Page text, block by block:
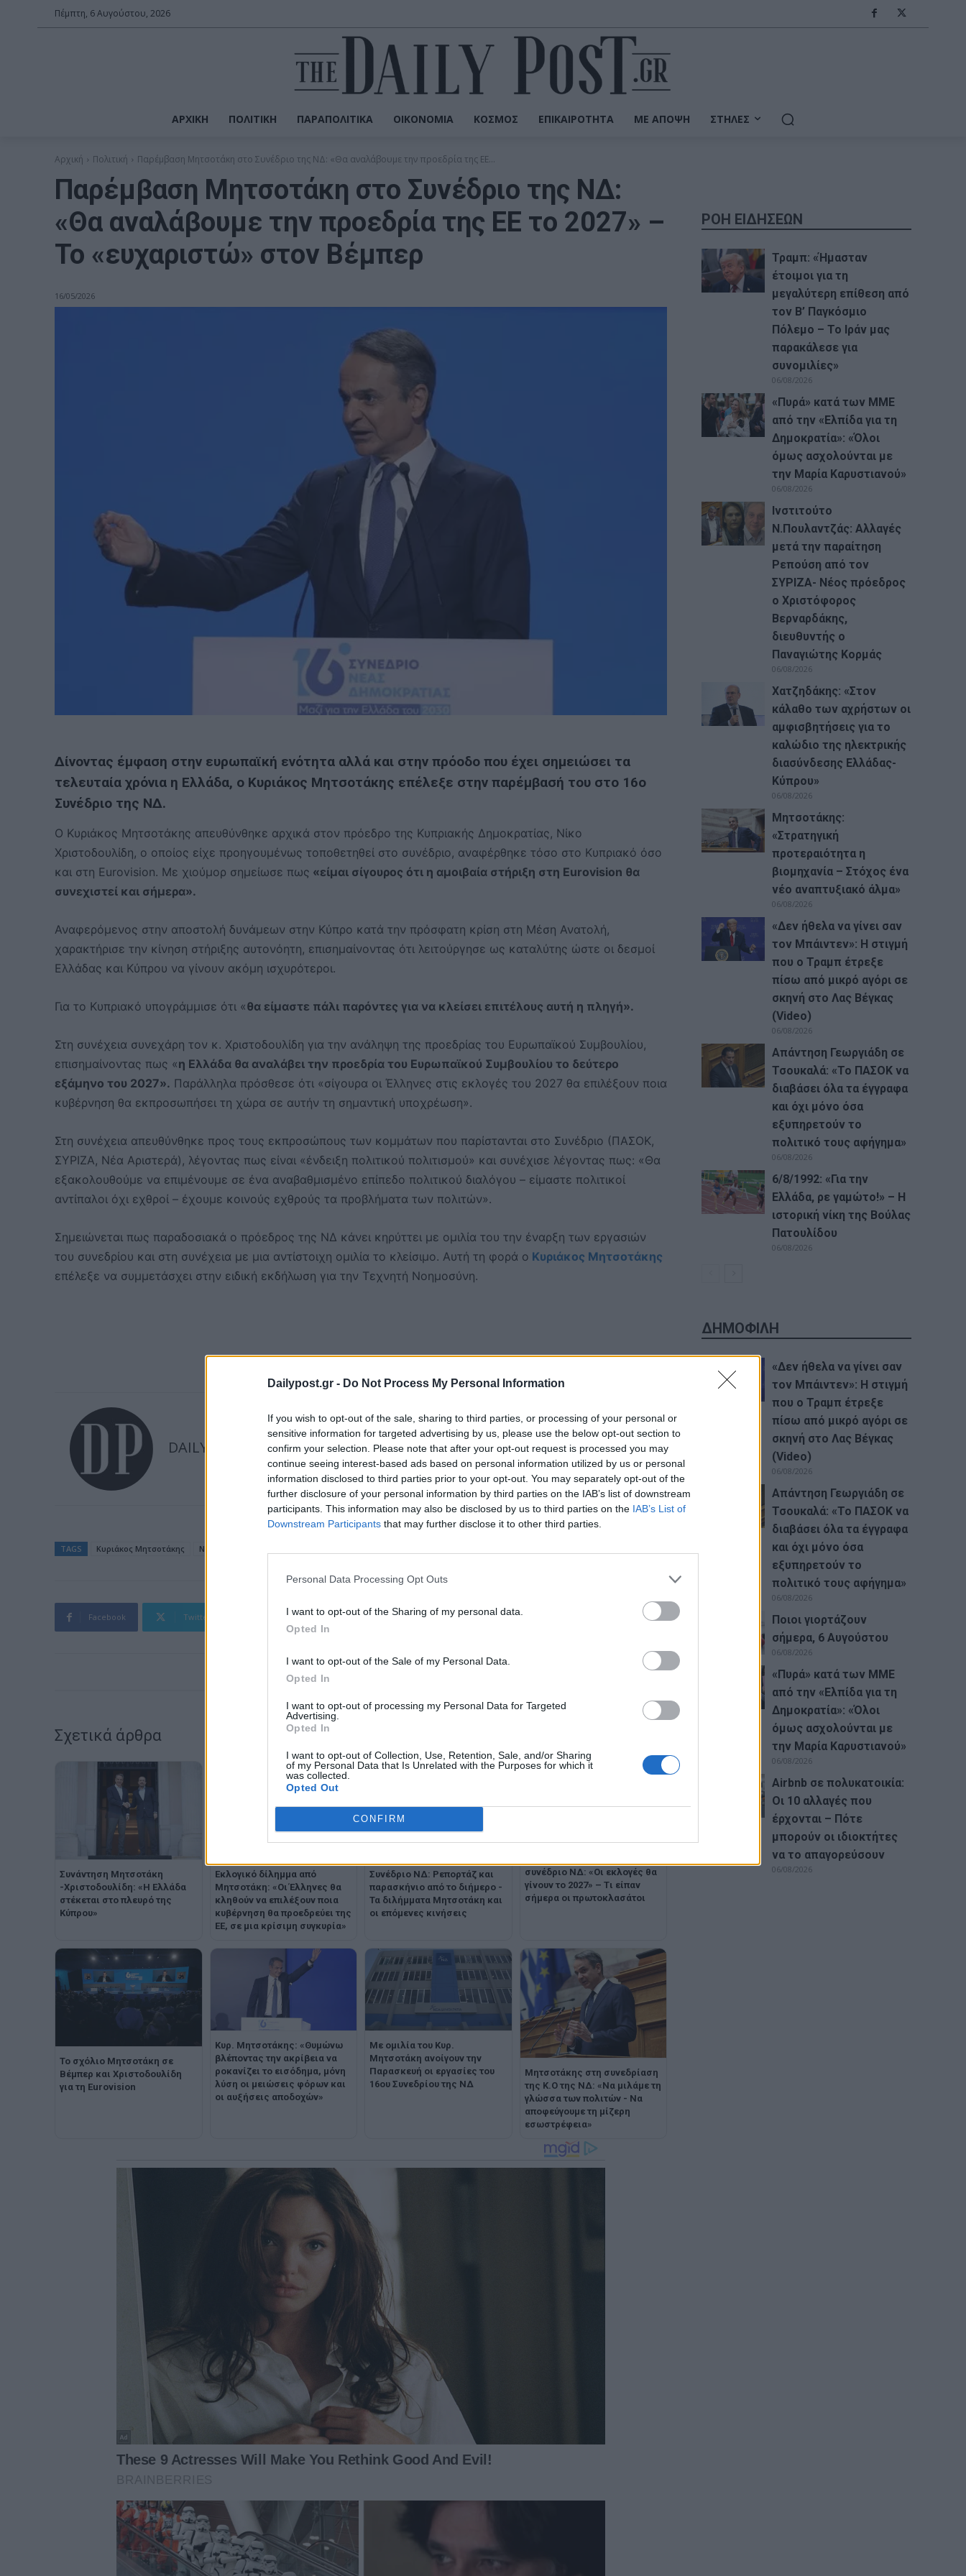
Dailypost.gr - Do Not Process My Personal Information
If you wish to opt-out of the sale, sharing to third parties, or processing of your personal or
sensitive information for targeted advertising by us, please use the below opt-out section to
confirm your selection. Please note that after your opt-out request is processed you may
continue seeing interest-based ads based on personal information utilized by us or personal
information disclosed to third parties prior to your opt-out. You may separately opt-out of the
further disclosure of your personal information by third parties on the IAB’s list of downstream
participants. This information may also be disclosed by us to third parties on the IAB’s List of
Downstream Participants that may further disclose it to other third parties.
Personal Data Processing Opt Outs
I want to opt-out of the Sharing of my personal data.
Opted In
I want to opt-out of the Sale of my Personal Data.
Opted In
I want to opt-out of processing my Personal Data for Targeted
Advertising.
Opted In
I want to opt-out of Collection, Use, Retention, Sale, and/or Sharing
of my Personal Data that Is Unrelated with the Purposes for which it
was collected.
Opted Out
CONFIRM
Πέμπτη, 6 Αυγούστου, 2026
ΑΡΧΙΚΉ ΠΟΛΙΤΙΚΉ ΠΑΡΑΠΟΛΙΤΙΚΆ ΟΙΚΟΝΟΜΊΑ ΚΌΣΜΟΣ ΕΠΙΚΑΙΡΌΤΗΤΑ ΜΕ ΆΠΟΨΗ ΣΤΉΛΕΣ
Αρχική Πολιτική Παρέμβαση Μητσοτάκη στο Συνέδριο της ΝΔ: «Θα αναλάβουμε την προεδρία της ΕΕ...
Παρέμβαση Μητσοτάκη στο Συνέδριο της ΝΔ:
«Θα αναλάβουμε την προεδρία της ΕΕ το 2027» –
Το «ευχαριστώ» στον Βέμπερ
16/05/2026
Δίνοντας έμφαση στην ευρωπαϊκή ενότητα αλλά και στην πρόοδο που έχει σημειώσει τα
τελευταία χρόνια η Ελλάδα, ο Κυριάκος Μητσοτάκης επέλεξε στην παρέμβασή του στο 16ο
Συνέδριο της ΝΔ.
Ο Κυριάκος Μητσοτάκης απευθύνθηκε αρχικά στον πρόεδρο της Κυπριακής Δημοκρατίας, Νίκο
Χριστοδουλίδη, ο οποίος είχε προηγουμένως τοποθετηθεί στο συνέδριο, αναφέρθηκε τόσο στο Κυπριακό όσο
και στη Eurovision. Με χιούμορ σημείωσε πως «είμαι σίγουρος ότι η αμοιβαία στήριξη στη Eurovision θα
συνεχιστεί και σήμερα».
Αναφερόμενος στην αποστολή δυνάμεων στην Κύπρο κατά την πρόσφατη κρίση στη Μέση Ανατολή,
χαρακτήρισε την κίνηση στήριξης αυτονόητη, επισημαίνοντας ότι λειτούργησε ως καταλύτης ώστε οι δεσμοί
Ελλάδας και Κύπρου να γίνουν ακόμη ισχυρότεροι.
Για το Κυπριακό υπογράμμισε ότι «θα είμαστε πάλι παρόντες για να κλείσει επιτέλους αυτή η πληγή».
Στη συνέχεια συνεχάρη τον κ. Χριστοδουλίδη για την ανάληψη της προεδρίας του Ευρωπαϊκού Συμβουλίου,
επισημαίνοντας πως «η Ελλάδα θα αναλάβει την προεδρία του Ευρωπαϊκού Συμβουλίου το δεύτερο
εξάμηνο του 2027». Παράλληλα πρόσθεσε ότι «σίγουρα οι Έλληνες στις εκλογές του 2027 θα επιλέξουν ποια
κυβέρνηση θα εκπροσωπήσει τη χώρα σε αυτήν τη σημαντική υποχρέωση».
Στη συνέχεια απευθύνθηκε προς τους εκπροσώπους των κομμάτων που παρίστανται στο Συνέδριο (ΠΑΣΟΚ,
ΣΥΡΙΖΑ, Νέα Αριστερά), λέγοντας πως είναι «ένδειξη πολιτικού πολιτισμού» και συνέχισε λέγοντας πως: «Θα
εξακολουθούμε να επιμένουμε σε ένα αναβαθμισμένο επίπεδο πολιτικού διαλόγου – είμαστε πολιτικοί
αντίπαλοι όχι εχθροί – έχουμε κοινούς εχθρούς τα προβλήματα των πολιτών».
Σημειώνεται πως παραδοσιακά ο πρόεδρος της ΝΔ κάνει κηρύττει με ομιλία του την έναρξη των εργασιών
του συνεδρίου και στη συνέχεια με μια αντίστοιχη ομιλία το κλείσιμο. Αυτή τη φορά ο Κυριάκος Μητσοτάκης
επέλεξε να συμμετάσχει στην ειδική εκδήλωση για την Τεχνητή Νοημοσύνη.
DAILYPOST
TAGS Kυριάκος Μητσοτάκης Νέα Δημοκρατία
Facebook Twitter Pinterest WhatsApp
Σχετικά άρθρα
Συνάντηση Μητσοτάκη
-Χριστοδουλίδη: «Η Ελλάδα
στέκεται στο πλευρό της
Κύπρου»
Εκλογικό δίλημμα από
Μητσοτάκη: «Οι Έλληνες θα
κληθούν να επιλέξουν ποια
κυβέρνηση θα προεδρεύει της
ΕΕ, σε μια κρίσιμη συγκυρία»
Συνέδριο ΝΔ: Ρεπορτάζ και
παρασκήνιο από το διήμερο -
Τα διλήμματα Μητσοτάκη και
οι επόμενες κινήσεις
συνέδριο ΝΔ: «Οι εκλογές θα
γίνουν το 2027» – Tι είπαν
σήμερα οι πρωτοκλασάτοι
Το σχόλιο Μητσοτάκη σε
Βέμπερ και Χριστοδουλίδη
για τη Eurovision
Κυρ. Μητσοτάκης: «Θυμώνω
βλέποντας την ακρίβεια να
ροκανίζει το εισόδημα, μόνη
λύση οι μειώσεις φόρων και
οι αυξήσεις αποδοχών»
Με ομιλία του Κυρ.
Μητσοτάκη ανοίγουν την
Παρασκευή οι εργασίες του
16ου Συνεδρίου της ΝΔ
Μητσοτάκης στη συνεδρίαση
της Κ.Ο της ΝΔ: «Να μιλάμε τη
γλώσσα των πολιτών - Να
αποφεύγουμε τη μίζερη
εσωστρέφεια»
ΡΟΗ ΕΙΔΗΣΕΩΝ
Τραμπ: «Ήμασταν
έτοιμοι για τη
μεγαλύτερη επίθεση από
τον Β’ Παγκόσμιο
Πόλεμο – Το Ιράν μας
παρακάλεσε για
συνομιλίες»
06/08/2026
«Πυρά» κατά των ΜΜΕ
από την «Ελπίδα για τη
Δημοκρατία»: «Όλοι
όμως ασχολούνται με
την Μαρία Καρυστιανού»
06/08/2026
Ινστιτούτο
Ν.Πουλαντζάς: Αλλαγές
μετά την παραίτηση
Ρεπούση από τον
ΣΥΡΙΖΑ- Νέος πρόεδρος
ο Χριστόφορος
Βερναρδάκης,
διευθυντής ο
Παναγιώτης Κορμάς
06/08/2026
Χατζηδάκης: «Στον
κάλαθο των αχρήστων οι
αμφισβητήσεις για το
καλώδιο της ηλεκτρικής
διασύνδεσης Ελλάδας-
Κύπρου»
06/08/2026
Μητσοτάκης:
«Στρατηγική
προτεραιότητα η
βιομηχανία – Στόχος ένα
νέο αναπτυξιακό άλμα»
06/08/2026
«Δεν ήθελα να γίνει σαν
τον Μπάιντεν»: Η στιγμή
που ο Τραμπ έτρεξε
πίσω από μικρό αγόρι σε
σκηνή στο Λας Βέγκας
(Video)
06/08/2026
Απάντηση Γεωργιάδη σε
Τσουκαλά: «Το ΠΑΣΟΚ να
διαβάσει όλα τα έγγραφα
και όχι μόνο όσα
εξυπηρετούν το
πολιτικό τους αφήγημα»
06/08/2026
6/8/1992: «Για την
Ελλάδα, ρε γαμώτο!» – Η
ιστορική νίκη της Βούλας
Πατουλίδου
06/08/2026
ΔΗΜΟΦΙΛΗ
«Δεν ήθελα να γίνει σαν
τον Μπάιντεν»: Η στιγμή
που ο Τραμπ έτρεξε
πίσω από μικρό αγόρι σε
σκηνή στο Λας Βέγκας
(Video)
06/08/2026
Απάντηση Γεωργιάδη σε
Τσουκαλά: «Το ΠΑΣΟΚ να
διαβάσει όλα τα έγγραφα
και όχι μόνο όσα
εξυπηρετούν το
πολιτικό τους αφήγημα»
06/08/2026
Ποιοι γιορτάζουν
σήμερα, 6 Αυγούστου
06/08/2026
«Πυρά» κατά των ΜΜΕ
από την «Ελπίδα για τη
Δημοκρατία»: «Όλοι
όμως ασχολούνται με
την Μαρία Καρυστιανού»
06/08/2026
Airbnb σε πολυκατοικία:
Οι 10 αλλαγές που
έρχονται – Πότε
μπορούν οι ιδιοκτήτες
να το απαγορεύσουν
06/08/2026